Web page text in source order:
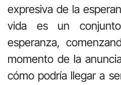
expresiva de la
vida es un
esperanza,
momento de la
cómo podría llegar a